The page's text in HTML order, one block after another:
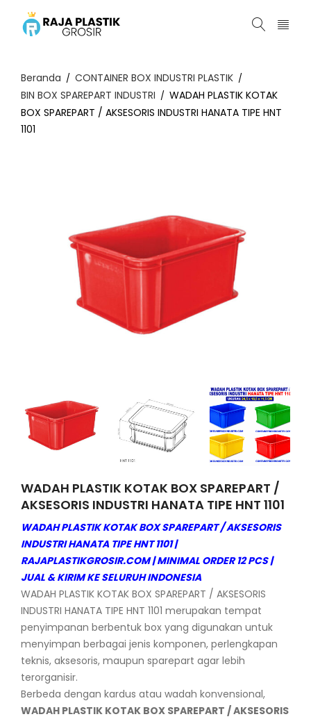
Beranda / CONTAINER BOX INDUSTRI PLASTIK /
BIN BOX SPAREPART INDUSTRI / WADAH PLASTIK KOTAK
BOX SPAREPART / AKSESORIS INDUSTRI HANATA TIPE HNT
1101
WADAH PLASTIK KOTAK BOX SPAREPART /
AKSESORIS INDUSTRI HANATA TIPE HNT 1101
WADAH PLASTIK KOTAK BOX SPAREPART / AKSESORIS
INDUSTRI HANATA TIPE HNT 1101 |
RAJAPLASTIKGROSIR.COM | MINIMAL ORDER 12 PCS |
JUAL & KIRIM KE SELURUH INDONESIA
WADAH PLASTIK KOTAK BOX SPAREPART / AKSESORIS
INDUSTRI HANATA TIPE HNT 1101 merupakan tempat
penyimpanan berbentuk box yang digunakan untuk
menyimpan berbagai jenis komponen, perlengkapan
teknis, aksesoris, maupun sparepart agar lebih
terorganisir.
Berbeda dengan kardus atau wadah konvensional,
WADAH PLASTIK KOTAK BOX SPAREPART / AKSESORIS